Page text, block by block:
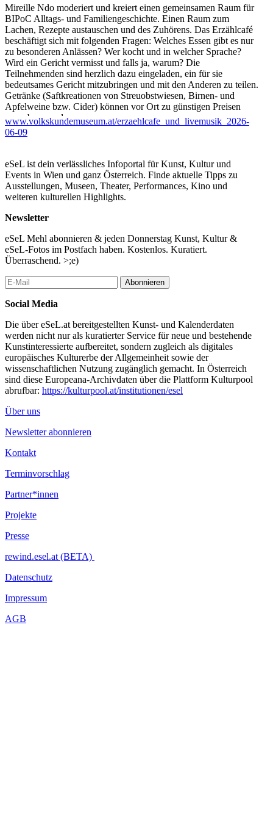
Mireille Ndo moderiert und kreiert einen gemeinsamen Raum für
BIPoC Alltags- und Familiengeschichte. Einen Raum zum
Lachen, Rezepte austauschen und des Zuhörens. Das Erzählcafé
beschäftigt sich mit folgenden Fragen: Welches Essen gibt es nur
zu besonderen Anlässen? Wer kocht und in welcher Sprache?
Wird ein Gericht vermisst und falls ja, warum? Die
Teilnehmenden sind herzlich dazu eingeladen, ein für sie
bedeutsames Gericht mitzubringen und mit den Anderen zu teilen.
Getränke (Saftkreationen von Streuobstwiesen, Birnen- und
Apfelweine bzw. Cider) können vor Ort zu günstigen Preisen
erworben werden.
Das Erzählcafé ist ein Raum für BIPOC. Im Anschluss laden wir
Live-Musik ein.
Dauer des Erzählcafés: ca 90 Minuten
Anmeldung für das Erzählcafé erforderlich, Teilnehmer:innenzahl
beschränkt.
17h: Erzählcafé
...Mehr lesen
www.volkskundemuseum.at/erzaehlcafe_und_livemusik_2026-
06-09
eSeL ist dein verlässliches Infoportal für Kunst, Kultur und
Events in Wien und ganz Österreich. Finde aktuelle Tipps zu
Ausstellungen, Museen, Theater, Performances, Kino und
weiteren kulturellen Highlights.
Newsletter
eSeL Mehl abonnieren & jeden Donnerstag Kunst, Kultur &
eSeL-Fotos im Postfach haben. Kostenlos. Kuratiert.
Überraschend. >;e)
Abonnieren
Social Media
Die über eSeL.at bereitgestellten Kunst- und Kalenderdaten
werden nicht nur als kuratierter Service für neue und bestehende
Kunstinteressierte aufbereitet, sondern zugleich als digitales
europäisches Kulturerbe der Allgemeinheit sowie der
wissenschaftlichen Nutzung zugänglich gemacht. In Österreich
sind diese Europeana-Archivdaten über die Plattform Kulturpool
abrufbar: https://kulturpool.at/institutionen/esel
Über uns
Newsletter abonnieren
Kontakt
Terminvorschlag
Partner*innen
Projekte
Presse
rewind.esel.at (BETA)
Datenschutz
Impressum
AGB